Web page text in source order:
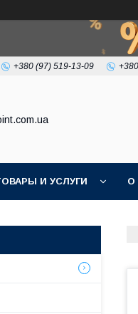
+380 (97) 519-13-09
И УСЛУГИ О